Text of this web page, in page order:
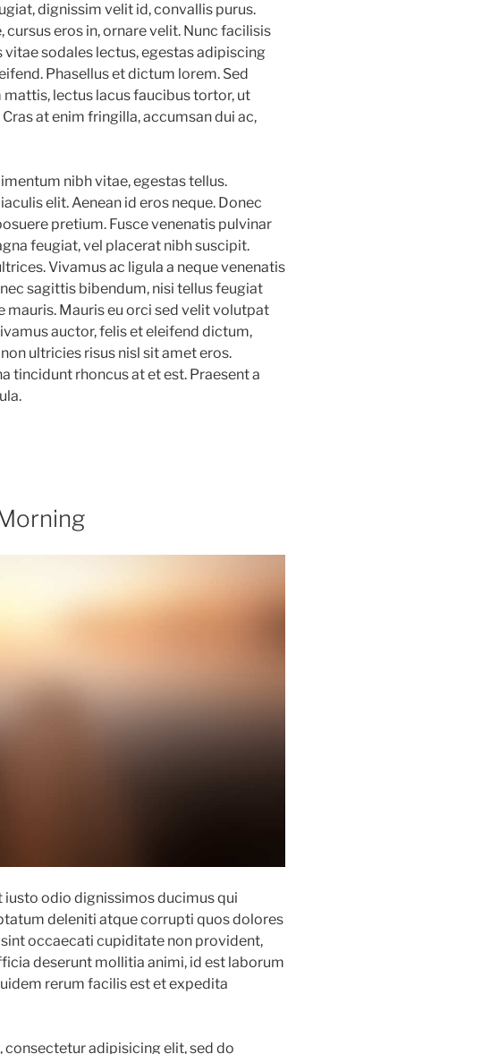
dignissim velit id, convallis purus.
eros in, ornare velit. Nunc facilisis
sodales lectus, egestas adipiscing
Phasellus et dictum lorem. Sed
lectus lacus faucibus tortor, ut
at enim fringilla, accumsan dui ac,
nibh vitae, egestas tellus.
elit. Aenean id eros neque. Donec
pretium. Fusce venenatis pulvinar
feugiat, vel placerat nibh suscipit.
Vivamus ac ligula a neque venenatis
sagittis bibendum, nisi tellus feugiat
mauris. Mauris eu orci sed velit volutpat
auctor, felis et eleifend dictum,
ultricies risus nisl sit amet eros.
tincidunt rhoncus at et est. Praesent a
iusto odio dignissimos ducimus qui
deleniti atque corrupti quos dolores
occaecati cupiditate non provident,
deserunt mollitia animi, id est laborum
rerum facilis est et expedita
adipisicing elit, sed do